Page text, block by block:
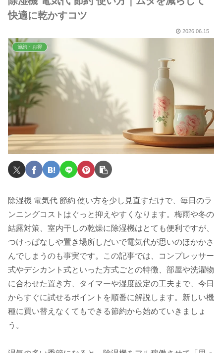
快適に乾かすコツ
2026.06.15
節約・お得
除湿機 電気代 節約 使い方を少し見直すだけで、毎日のラ
ンニングコストはぐっと抑えやすくなります。梅雨や冬の
結露対策、室内干しの乾燥に除湿機はとても便利ですが、
つけっぱなしや置き場所しだいで電気代が思いのほかかさ
んでしまうのも事実です。この記事では、コンプレッサー
式やデシカント式といった方式ごとの特徴、部屋や洗濯物
に合わせた置き方、タイマーや湿度設定の工夫まで、今日
からすぐに試せるポイントを順番に解説します。新しい機
種に買い替えなくてもできる節約から始めていきましょ
う。